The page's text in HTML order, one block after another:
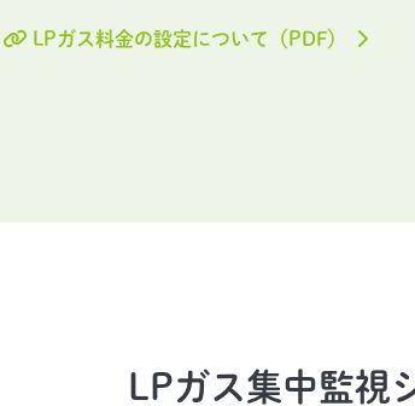
LPガス料金の設定について（PDF）
LPガス集中監視